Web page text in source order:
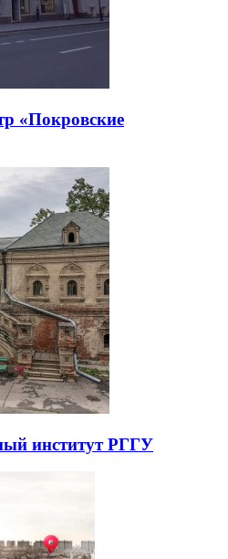
«Покровские
институт РГГУ